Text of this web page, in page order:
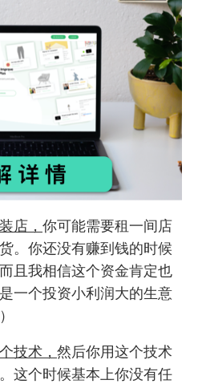
店， 你可能需要租一间店
。你还没有赚到钱的时候
且我相信这个资金肯定也
一个投资小利润大的生意
技术， 然后你用这个技术
这个时候基本上你没有任